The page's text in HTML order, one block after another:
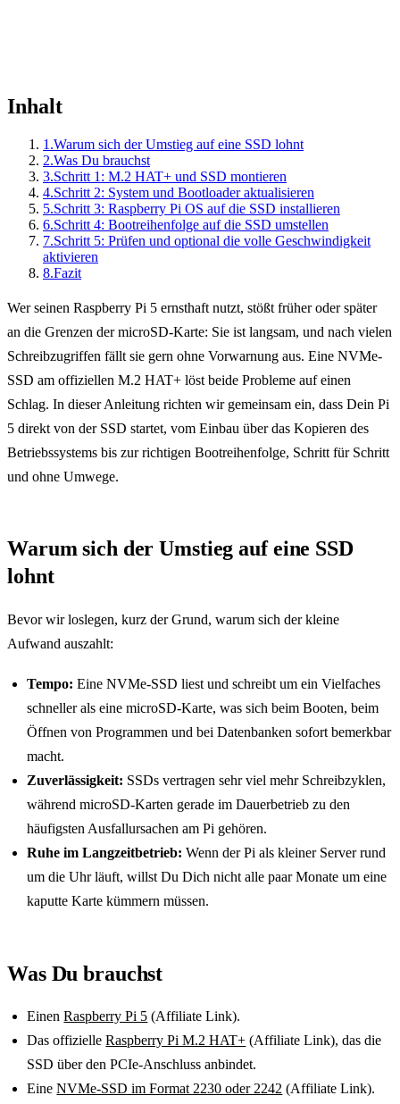
Inhalt
1.Warum sich der Umstieg auf eine SSD lohnt
2.Was Du brauchst
3.Schritt 1: M.2 HAT+ und SSD montieren
4.Schritt 2: System und Bootloader aktualisieren
5.Schritt 3: Raspberry Pi OS auf die SSD installieren
6.Schritt 4: Bootreihenfolge auf die SSD umstellen
7.Schritt 5: Prüfen und optional die volle Geschwindigkeit
aktivieren
8.Fazit
Wer seinen Raspberry Pi 5 ernsthaft nutzt, stößt früher oder später
an die Grenzen der microSD-Karte: Sie ist langsam, und nach vielen
Schreibzugriffen fällt sie gern ohne Vorwarnung aus. Eine NVMe-
SSD am offiziellen M.2 HAT+ löst beide Probleme auf einen
Schlag. In dieser Anleitung richten wir gemeinsam ein, dass Dein Pi
5 direkt von der SSD startet, vom Einbau über das Kopieren des
Betriebssystems bis zur richtigen Bootreihenfolge, Schritt für Schritt
und ohne Umwege.
Warum sich der Umstieg auf eine SSD
lohnt
Bevor wir loslegen, kurz der Grund, warum sich der kleine
Aufwand auszahlt:
Tempo: Eine NVMe-SSD liest und schreibt um ein Vielfaches
schneller als eine microSD-Karte, was sich beim Booten, beim
Öffnen von Programmen und bei Datenbanken sofort bemerkbar
macht.
Zuverlässigkeit: SSDs vertragen sehr viel mehr Schreibzyklen,
während microSD-Karten gerade im Dauerbetrieb zu den
häufigsten Ausfallursachen am Pi gehören.
Ruhe im Langzeitbetrieb: Wenn der Pi als kleiner Server rund
um die Uhr läuft, willst Du Dich nicht alle paar Monate um eine
kaputte Karte kümmern müssen.
Was Du brauchst
EinenRaspberry Pi 5 (Affiliate Link).
Das offizielleRaspberry Pi M.2 HAT+ (Affiliate Link), das die
SSD über den PCIe-Anschluss anbindet.
EineNVMe-SSD im Format 2230 oder 2242 (Affiliate Link).